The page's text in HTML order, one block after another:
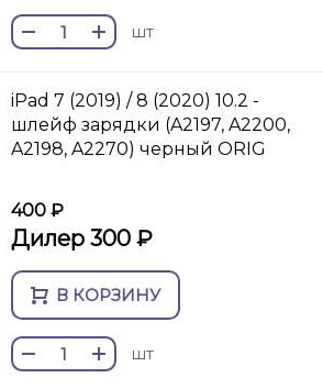
шт
iPad 7 (2019) / 8 (2020) 10.2 -
шлейф зарядки (A2197, A2200,
A2198, A2270) черный ORIG
400 ₽
Дилер 300 ₽
В КОРЗИНУ
шт